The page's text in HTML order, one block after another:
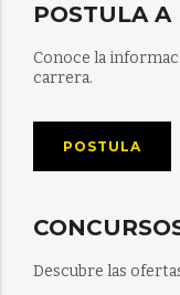
POSTULA A
Conoce la
carrera.
POSTULA
Descubre las